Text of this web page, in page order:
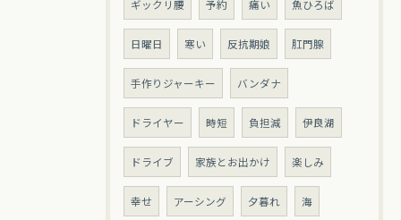
ギックリ腰 予約 痛い 魚ひろば
日曜日 寒い 反抗期娘 肛門腺
手作りジャーキー バンダナ
ドライヤー 時短 負担減 伊良湖
ドライブ 家族とお出かけ 楽しみ
幸せ アーシング 夕暮れ 海